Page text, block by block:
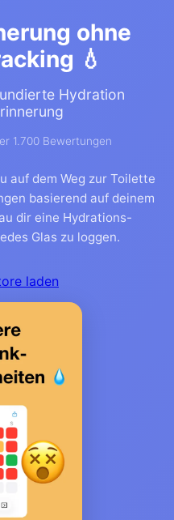
ohne
💧
Hydration
1.700 Bewertungen
auf dem Weg zur Toilette
basierend auf deinem
dir eine Hydrations-
Glas zu loggen.